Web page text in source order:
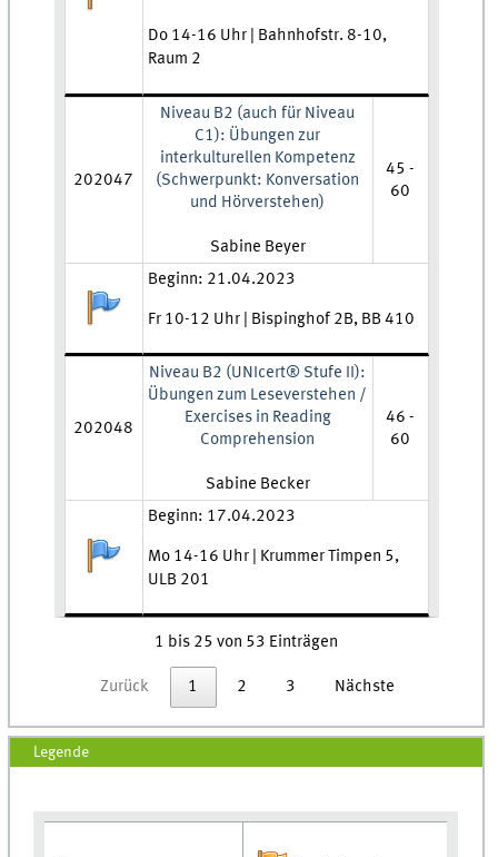
Do 14-16 Uhr | Bahnhofstr. 8-10,
Raum 2
202047
Niveau B2 (auch für Niveau
C1): Übungen zur
interkulturellen Kompetenz
(Schwerpunkt: Konversation
und Hörverstehen)
Lehrkraft:
Sabine Beyer
45 -
60
Anmeldestatus:
Zeit und Ort:
Beginn: 21.04.2023
Fr 10-12 Uhr | Bispinghof 2B, BB 410
202048
Niveau B2 (UNIcert® Stufe II):
Übungen zum Leseverstehen /
Exercises in Reading
Comprehension
Lehrkraft:
Sabine Becker
46 -
60
Anmeldestatus:
Zeit und Ort:
Beginn: 17.04.2023
Mo 14-16 Uhr | Krummer Timpen 5,
ULB 201
1 bis 25 von 53 Einträgen
Zurück 1 2 3 Nächste
Legende